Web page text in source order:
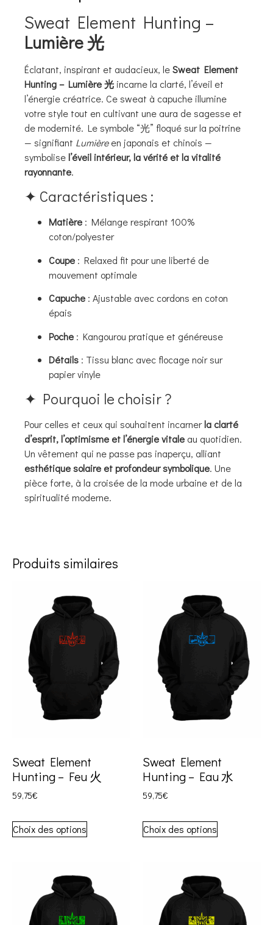
Sweat Element Hunting –
Lumière 光
Éclatant, inspirant et audacieux, leSweat Element
Hunting – Lumière 光 incarne la clarté, l’éveil et
l’énergie créatrice. Ce sweat à capuche illumine
votre style tout en cultivant une aura de sagesse et
de modernité. Le symbole “光” floqué sur la poitrine
— signifiant Lumièreen japonais et chinois —
symbolisel’éveil intérieur, la vérité et la vitalité
rayonnante.
✦ Caractéristiques :
Matière : Mélange respirant 100%
coton/polyester
Coupe : Relaxed fit pour une liberté de
mouvement optimale
Capuche : Ajustable avec cordons en coton
épais
Poche : Kangourou pratique et généreuse
Détails : Tissu blanc avec flocage noir sur
papier vinyle
✦ Pourquoi le choisir ?
Pour celles et ceux qui souhaitent incarnerla clarté
d’esprit, l’optimisme et l’énergie vitale au quotidien.
Un vêtement qui ne passe pas inaperçu, alliant
esthétique solaire et profondeur symbolique. Une
pièce forte, à la croisée de la mode urbaine et de la
spiritualité moderne.
Produits similaires
Sweat Element
Hunting – Feu 火
59,75€
Choix des options
Sweat Element
Hunting – Eau 水
59,75€
Choix des options